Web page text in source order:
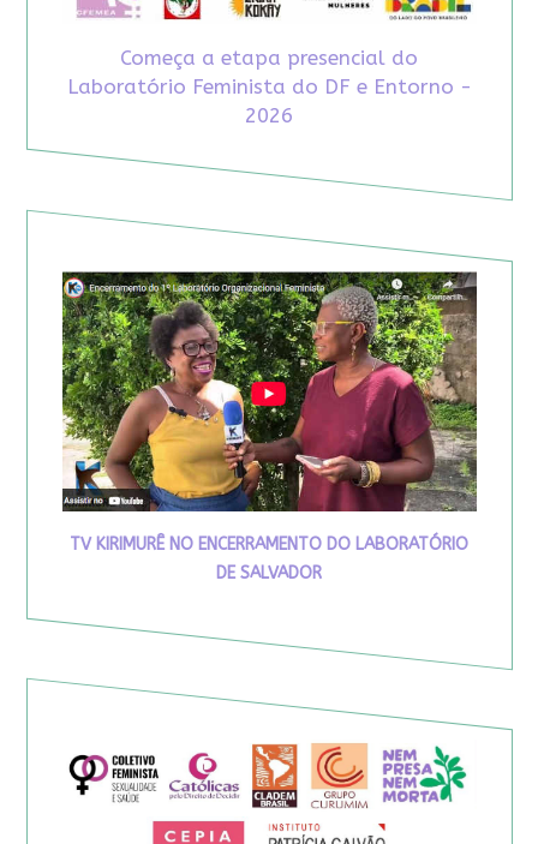
Começa a etapa presencial do
Laboratório Feminista do DF e Entorno -
2026
TV KIRIMURÊ NO ENCERRAMENTO DO LABORATÓRIO
DE SALVADOR